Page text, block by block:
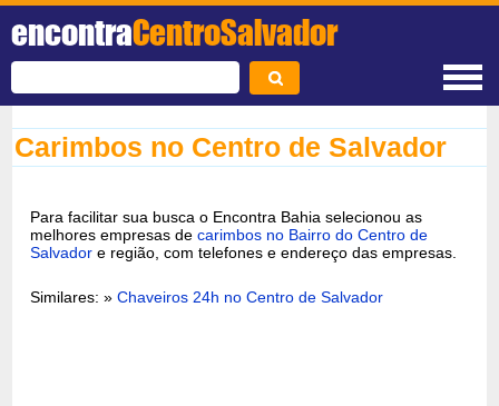
encontraCentroSalvador
Carimbos no Centro de Salvador
Para facilitar sua busca o Encontra Bahia selecionou as
melhores empresas decarimbos no Bairro do Centro de
Salvador e região, com telefones e endereço das empresas.
Similares: »Chaveiros 24h no Centro de Salvador